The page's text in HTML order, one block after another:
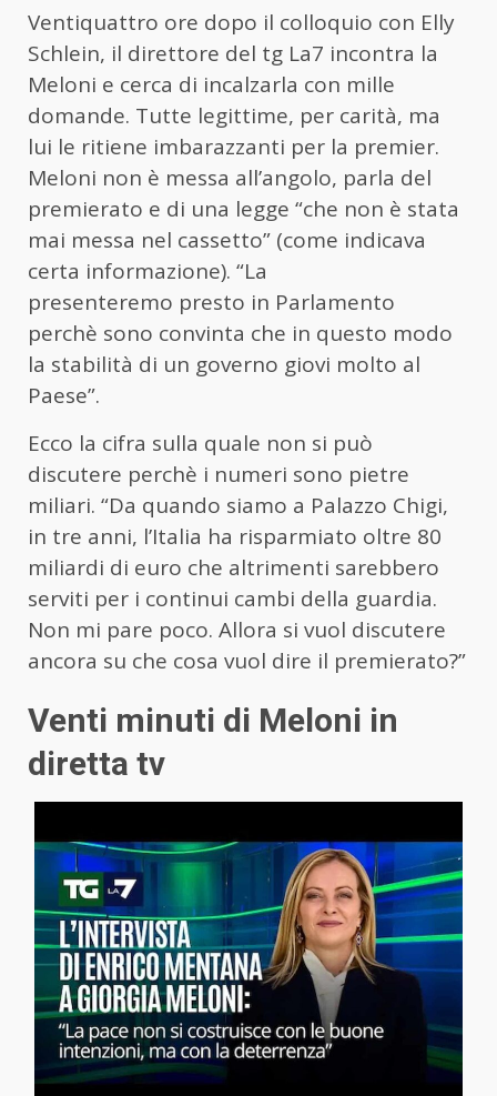
Ventiquattro ore dopo il colloquio con Elly
Schlein, il direttore del tg La7 incontra la
Meloni e cerca di incalzarla con mille
domande. Tutte legittime, per carità, ma
lui le ritiene imbarazzanti per la premier.
Meloni non è messa all’angolo, parla del
premierato e di una legge “che non è stata
mai messa nel cassetto” (come indicava
certa informazione). “La
presenteremo presto in Parlamento
perchè sono convinta che in questo modo
la stabilità di un governo giovi molto al
Paese”.
Ecco la cifra sulla quale non si può
discutere perchè i numeri sono pietre
miliari. “Da quando siamo a Palazzo Chigi,
in tre anni, l’Italia ha risparmiato oltre 80
miliardi di euro che altrimenti sarebbero
serviti per i continui cambi della guardia.
Non mi pare poco. Allora si vuol discutere
ancora su che cosa vuol dire il premierato?”
Venti minuti di Meloni in
diretta tv